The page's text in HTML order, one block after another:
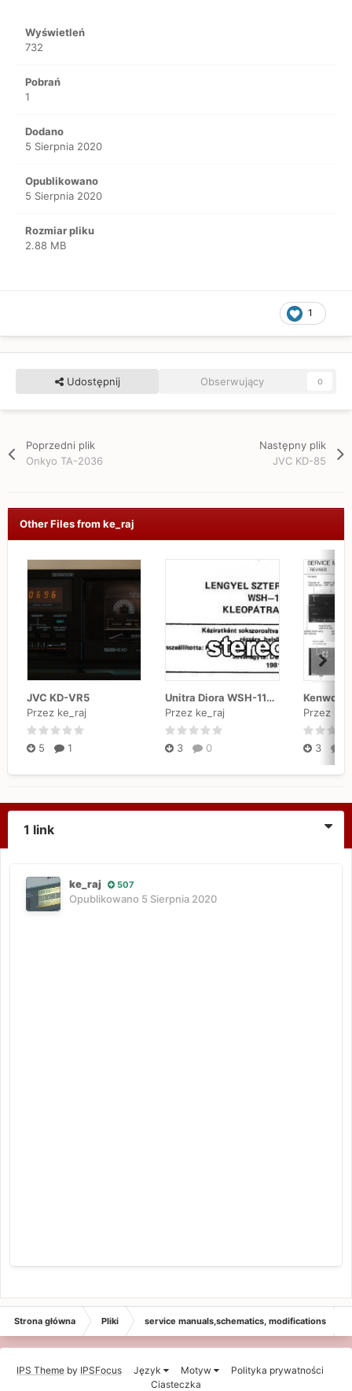
Wyświetleń
732
Pobrań
1
Dodano
5 Sierpnia 2020
Opublikowano
5 Sierpnia 2020
Rozmiar pliku
2.88 MB
1
Udostępnij Obserwujący 0
Poprzedni plik
Onkyo TA-2036
Następny plik
JVC KD-85
Other Files from ke_raj
JVC KD-VR5
Przez ke_raj
5 1
Unitra Diora WSH-110, WSH-111, WSH-402 "Kleopatra 2"
Przez ke_raj
3 0
Przez
3
1 link
ke_raj 507
Opublikowano 5 Sierpnia 2020
Strona główna Pliki service manuals,schematics, modifications
IPS Theme by IPSFocus Język Motyw
Polityka prywatności
Ciasteczka